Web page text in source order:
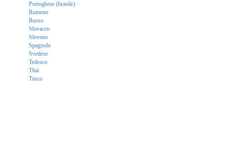
Portoghese (brasile)
Rumeno
Russo
Slovacco
Sloveno
Spagnolo
Svedese
Tedesco
Thai
Turco